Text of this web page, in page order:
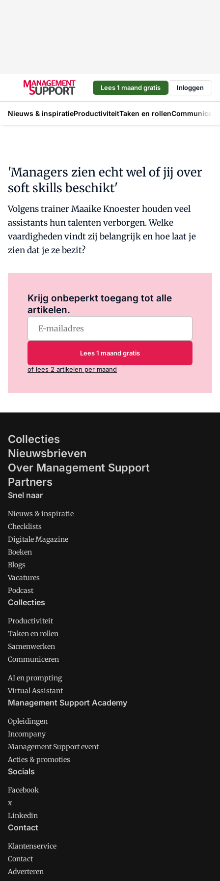
Lees 1 maand gratis Inloggen
Nieuws & inspiratieProductiviteitTaken en rollen
'Managers zien echt wel of jij over
soft skills beschikt'
Volgens trainer Maaike Knoester houden veel
assistants hun talenten verborgen. Welke
vaardigheden vindt zij belangrijk en hoe laat je
zien dat je ze bezit?
Krijg onbeperkt toegang tot alle
artikelen.
Lees 1 maand gratis
of lees 2 artikelen per maand
Collecties
Nieuwsbrieven
Over Management Support
Partners
Snel naar
Nieuws & inspiratie
Checklists
Digitale Magazine
Boeken
Blogs
Vacatures
Podcast
Collecties
Productiviteit
Taken en rollen
Samenwerken
Communiceren
AI en prompting
Virtual Assistant
Management Support Academy
Opleidingen
Incompany
Management Support event
Acties & promoties
Socials
Facebook
x
Linkedin
Contact
Klantenservice
Contact
Adverteren